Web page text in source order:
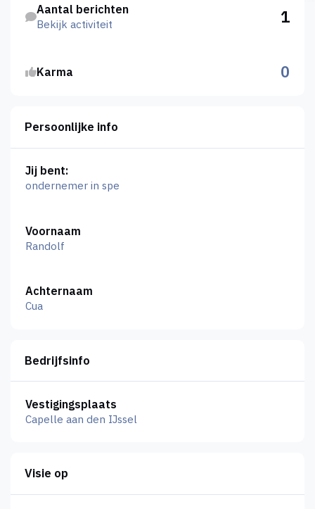
Aantal berichten
Bekijk activiteit
1
Karma 0
Persoonlijke info
Jij bent:
ondernemer in spe
Voornaam
Randolf
Achternaam
Cua
Bedrijfsinfo
Vestigingsplaats
Capelle aan den IJssel
Visie op